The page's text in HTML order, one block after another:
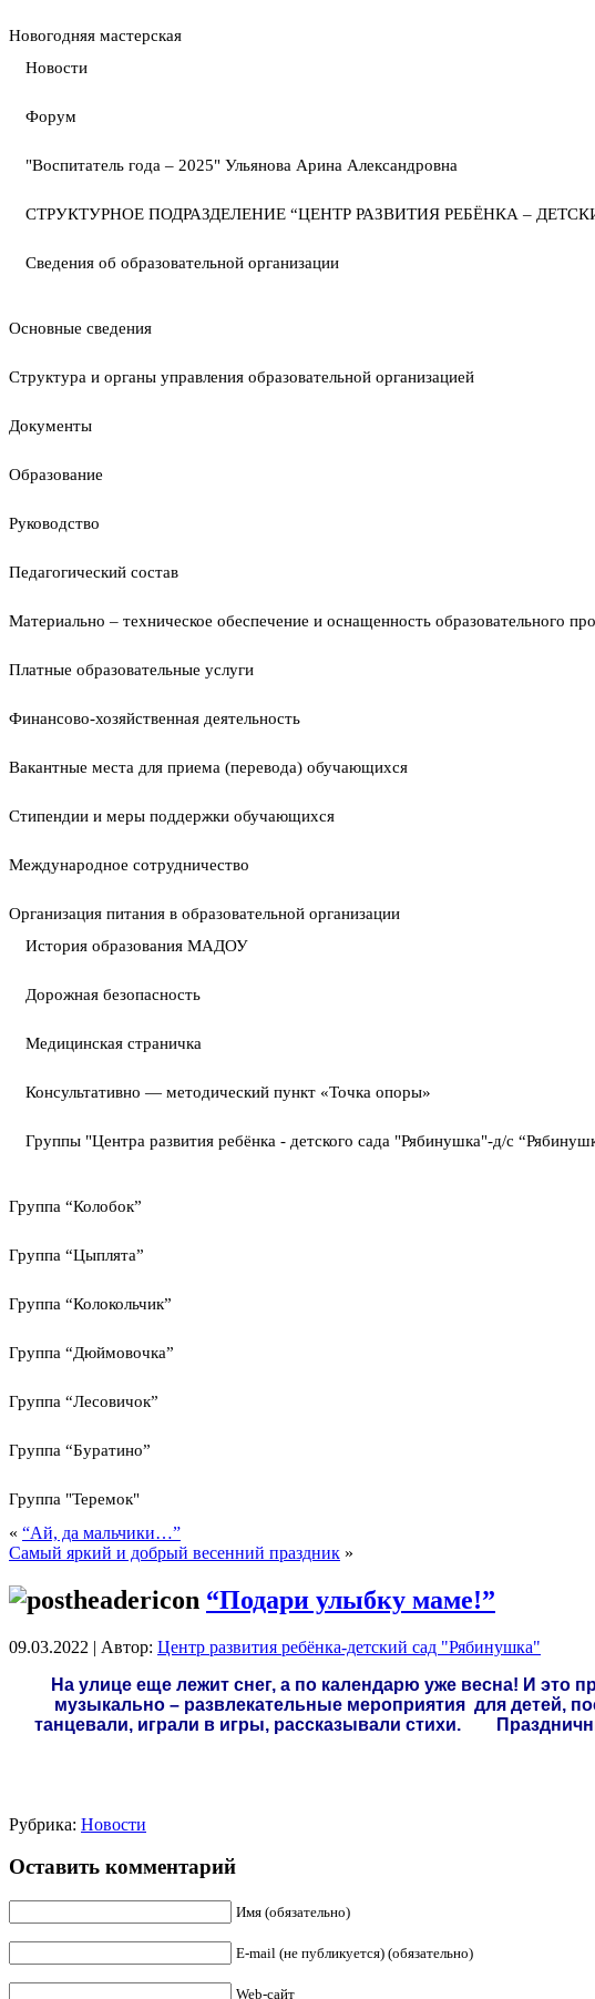
Новогодняя мастерская
Новости
Форум
"Воспитатель года – 2025" Ульянова Арина Александровна
СТРУКТУРНОЕ ПОДРАЗДЕЛЕНИЕ “ЦЕНТР РАЗВИТИЯ РЕБЁНКА –
Сведения об образовательной организации
Основные сведения
Структура и органы управления образовательной организацией
Документы
Образование
Руководство
Педагогический состав
Материально – техническое обеспечение и оснащенность образовательного
Платные образовательные услуги
Финансово-хозяйственная деятельность
Вакантные места для приема (перевода) обучающихся
Стипендии и меры поддержки обучающихся
Международное сотрудничество
Организация питания в образовательной организации
История образования МАДОУ
Дорожная безопасность
Медицинская страничка
Консультативно — методический пункт «Точка опоры»
Группы "Центра развития ребёнка - детского сада "Рябинушка"-д/с
Группа “Колобок”
Группа “Цыплята”
Группа “Колокольчик”
Группа “Дюймовочка”
Группа “Лесовичок”
Группа “Буратино”
Группа "Теремок"
« “Ай, да мальчики…”
Самый яркий и добрый весенний праздник »
“Подари улыбку маме!”
09.03.2022 | Автор: Центр развития ребёнка-детский сад "Рябинушка"
На улице еще лежит снег, а по календарю уже весна! И это
музыкально – развлекательные мероприятия для детей,
танцевали, играли в игры, рассказывали стихи.
Рубрика: Новости
Оставить комментарий
Имя (обязательно)
E-mail (не публикуется) (обязательно)
Web-сайт